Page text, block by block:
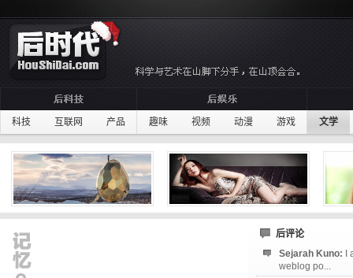
科技 互联网 产品 趣味 视频 动漫 游戏 文学
后评论
Sejarah Kuno:
weblog po...